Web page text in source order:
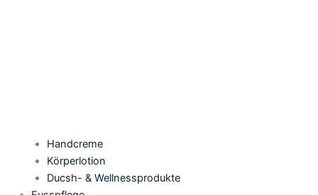
Handcreme
Körperlotion
Ducsh- & Wellnessprodukte